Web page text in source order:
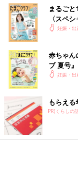
まるごと
〈スペ
妊娠・出
赤ちゃん
ブ 夏号
く！ お
妊娠・出
もらえ
PR(くらしの